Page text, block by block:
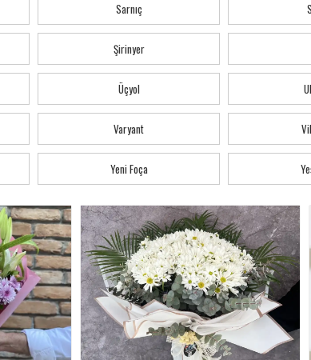
Sarnıç
Şirinyer
Üçyol
Varyant
Yeni Foça